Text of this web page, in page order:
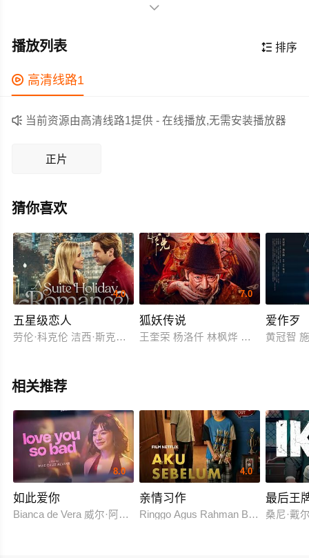
领广大剧情片爱好者和观众们都期待不已。
加速消融，她必须动用一切手段挑战冰海杀机。
定的看点，在演员表现和剧情架构上也都有不错的亮点，
剧情紧凑，角色塑造鲜明，适合喜欢剧情类电影的观众观
看。

 排序
播放列表
 高清线路1
 当前资源由高清线路1提供 - 在线播放,无需安装播放器
正片
猜你喜欢
4.0
五星级恋人
劳伦·科克伦 洁西·斯克拉姆 多米尼克·谢尔伍德
7.0
狐妖传说
王奎荣 杨洛仟 林枫烨 柴园乐 闫佳
爱作歹
黄冠智
相关推荐
8.0
如此爱你
Bianca de Vera 威尔·阿什利·德莱昂
4.0
亲情习作
Ringgo Agus Rahman Bima Sena
最后王
桑尼·戴